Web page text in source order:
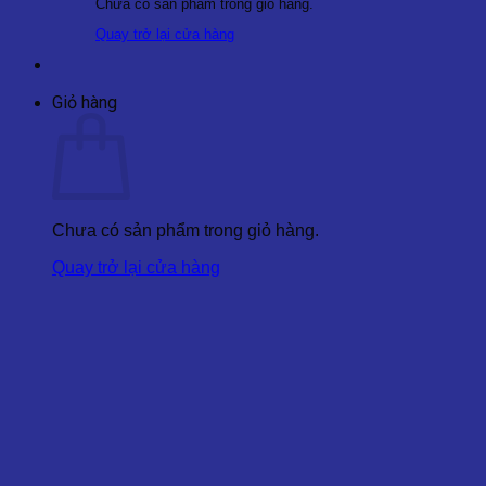
Chưa có sản phẩm trong giỏ hàng.
Quay trở lại cửa hàng
Giỏ hàng
Chưa có sản phẩm trong giỏ hàng.
Quay trở lại cửa hàng